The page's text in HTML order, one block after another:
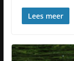
Lees meer